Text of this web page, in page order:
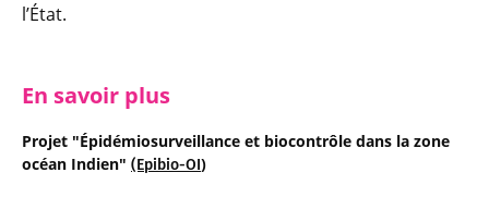
En savoir plus
Projet "Épidémiosurveillance et biocontrôle dans la zone
océan Indien" (Epibio-OI)
l’État.